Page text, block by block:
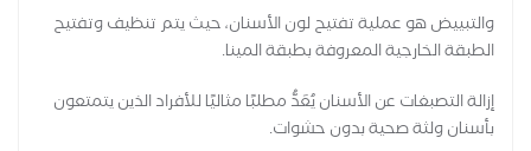
والتبييض هو عملية تفتيح لون الأسنان، حيث يتم تنظيف وتفتيح
الطبقة الخارجية المعروفة بطبقة المينا.
إزالة التصبغات عن الأسنان يُعَدُّ مطلبًا مثاليًا للأفراد الذين يتمتعون
بأسنان ولثة صحية بدون حشوات.